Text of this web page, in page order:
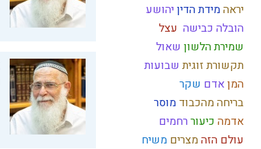
יראהמידת הדיןיהושע
הובלה כבישה עצל
שמירת הלשון שאול
תקשורת זוגית שבועות
המןאדם שקר
בריחה מהכבוד מוסר
אדמה כיעוררחמים
עולם הזהמצרים משיח